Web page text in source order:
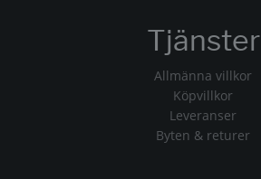
Tjänster
Allmänna villkor
Köpvillkor
Leveranser
Byten & returer